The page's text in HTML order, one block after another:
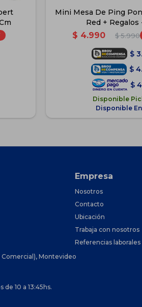
Mini Mesa De Ping
Red + Regalos
$ 4.990 $ 5.990
$
$
$
Disponible
Disponible
Comercial), Montevideo
de 10 a 13:45hs.
Empresa
Nosotros
Contacto
Ubicación
Trabaja con nosotros
Referencias laborales